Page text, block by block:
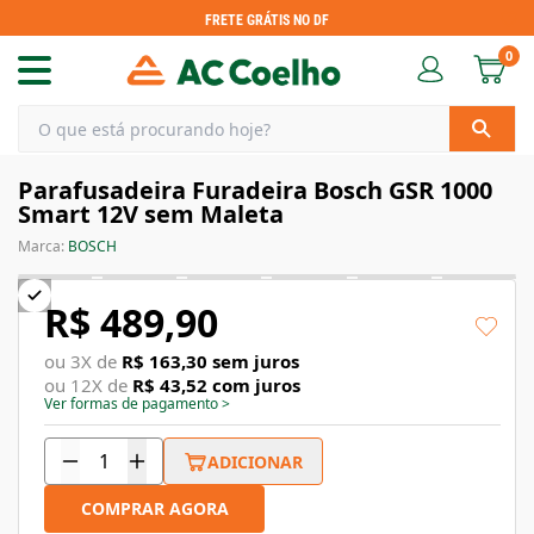
FRETE GRÁTIS NO DF
0
Parafusadeira Furadeira Bosch GSR 1000
Smart 12V sem Maleta
Marca: BOSCH
R$ 489,90
ou 3X de R$ 163,30 sem juros
ou 12X de R$ 43,52 com juros
Ver formas de pagamento>
ADICIONAR
COMPRAR AGORA